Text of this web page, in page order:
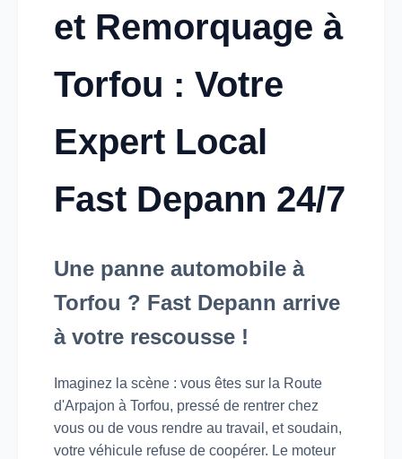
et Remorquage à
Torfou : Votre
Expert Local
Fast Depann 24/7
Une panne automobile à
Torfou ? Fast Depann arrive
à votre rescousse !
Imaginez la scène : vous êtes sur la Route
d'Arpajon à Torfou, pressé de rentrer chez
vous ou de vous rendre au travail, et soudain,
votre véhicule refuse de coopérer. Le moteur